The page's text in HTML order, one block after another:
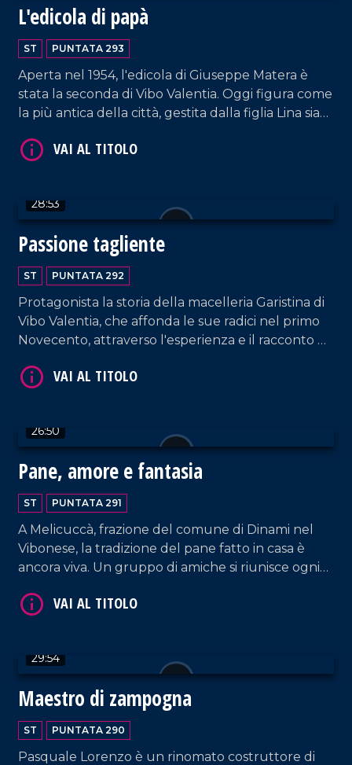
L'edicola di papà
ST PUNTATA 293
Aperta nel 1954, l'edicola di Giuseppe Matera è
stata la seconda di Vibo Valentia. Oggi figura come
la più antica della città, gestita dalla figlia Lina sia
preservare la memoria e l'impegno di Giuseppe.
28:53
Passione tagliente
ST PUNTATA 292
Protagonista la storia della macelleria Garistina di
Vibo Valentia, che affonda le sue radici nel primo
Novecento, attraverso l'esperienza e il racconto di
26:50
Pane, amore e fantasia
ST PUNTATA 291
A Melicuccà, frazione del comune di Dinami nel
Vibonese, la tradizione del pane fatto in casa è
ancora viva. Un gruppo di amiche si riunisce ogni
lievito madre, lo stesso utilizzato dalle loro nonne
stessa cura e affetto di un figlio.
29:54
Maestro di zampogna
ST PUNTATA 290
Pasquale Lorenzo è un rinomato costruttore di
VAI AL TITOLO
VAI AL TITOLO
VAI AL TITOLO
VAI AL TITOLO
VAI AL TITOLO